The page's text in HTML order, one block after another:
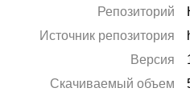
Репозиторий
Источник репозитория
Версия
Скачиваемый объем